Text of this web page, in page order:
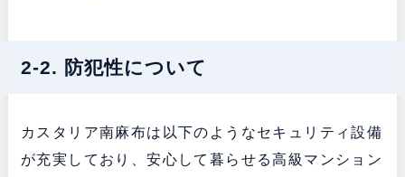
2-2. 防犯性について
カスタリア南麻布は以下のようなセキュリティ設備
が充実しており、安心して暮らせる高級マンション